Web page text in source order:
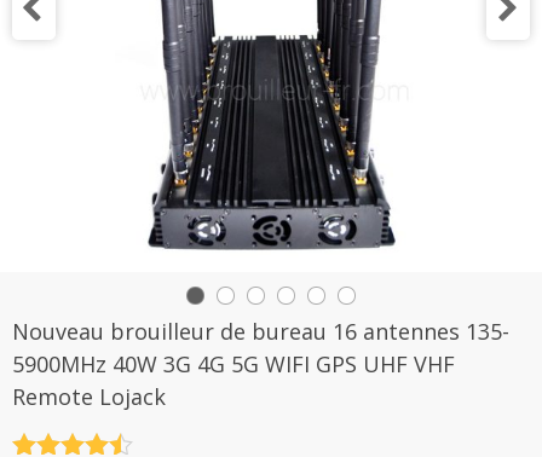
Nouveau brouilleur de bureau 16 antennes 135-
5900MHz 40W 3G 4G 5G WIFI GPS UHF VHF
Remote Lojack